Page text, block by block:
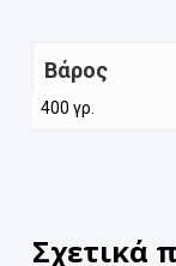
Βάρος
400 γρ.
Σχετικά